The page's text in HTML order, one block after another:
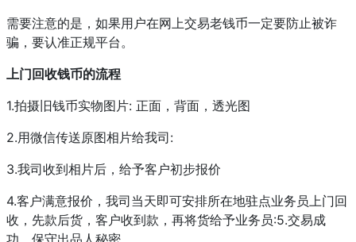
需要注意的是，如果用户在网上交易老钱币一定要防止被诈
骗，要认准正规平台。
上门回收钱币的流程
1.拍摄旧钱币实物图片: 正面，背面，透光图
2.用微信传送原图相片给我司:
3.我司收到相片后，给予客户初步报价
4.客户满意报价，我司当天即可安排所在地驻点业务员上门回
收，先款后货，客户收到款，再将货给予业务员:5.交易成
功，保守出品人秘密。